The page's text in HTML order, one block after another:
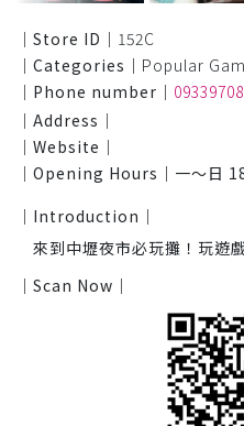
｜Store ID｜ 152C
｜Categories｜ Popular
｜Phone number｜
｜Address｜
｜Website｜
｜Opening Hours｜ 一～日
｜Introduction｜
來到中壢夜市必玩攤！玩遊
｜Scan Now｜